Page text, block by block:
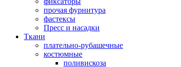
прочая фурнитура
фастексы
Пресс и насадки
Ткани
плательно-рубашечные
костюмные
поливискоза